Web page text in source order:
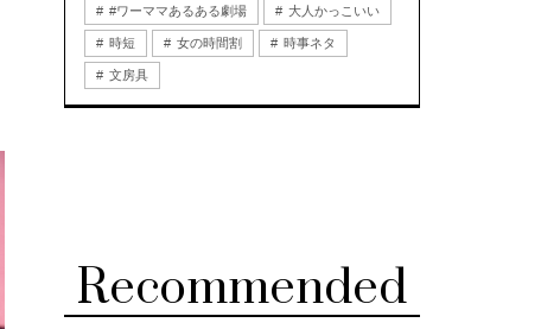
#ワーママあるある劇場 大人かっこいい
時短 女の時間割 時事ネタ
文房具
Recommended